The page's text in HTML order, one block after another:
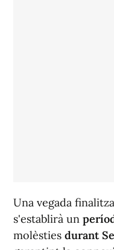
Una vegada
s'establirà un
molèsties durant